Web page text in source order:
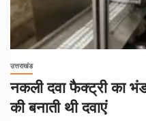
उत्तराखंड
नकली दवा फैक्ट्री का
की बनाती थी दवाएं